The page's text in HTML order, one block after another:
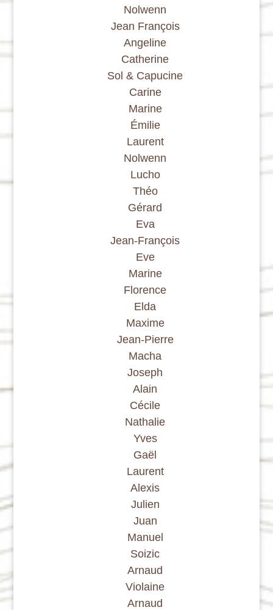
Nolwenn
Jean François
Angeline
Catherine
Sol & Capucine
Carine
Marine
Émilie
Laurent
Nolwenn
Lucho
Théo
Gérard
Eva
Jean-François
Eve
Marine
Florence
Elda
Maxime
Jean-Pierre
Macha
Joseph
Alain
Cécile
Nathalie
Yves
Gaël
Laurent
Alexis
Julien
Juan
Manuel
Soizic
Arnaud
Violaine
Arnaud